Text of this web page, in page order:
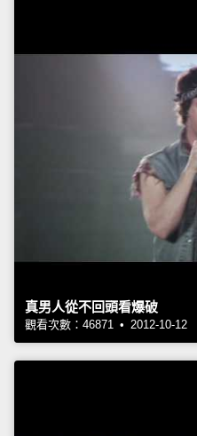
真男人從不回頭看爆破
觀看次數：46871 • 2012-10-12